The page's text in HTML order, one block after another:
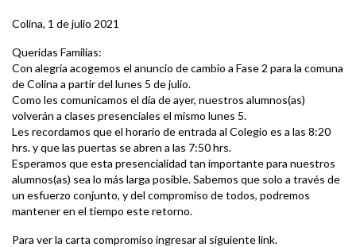
Colina, 1 de julio 2021
Queridas Familias:
Con alegría acogemos el anuncio de cambio a Fase 2 para la comuna
de Colina a partir del lunes 5 de julio.
Como les comunicamos el día de ayer, nuestros alumnos(as)
volverán a clases presenciales el mismo lunes 5.
Les recordamos que el horario de entrada al Colegio es a las 8:20
hrs. y que las puertas se abren a las 7:50 hrs.
Esperamos que esta presencialidad tan importante para nuestros
alumnos(as) sea lo más larga posible. Sabemos que solo a través de
un esfuerzo conjunto, y del compromiso de todos, podremos
mantener en el tiempo este retorno.
Para ver la carta compromiso ingresar al siguiente link.